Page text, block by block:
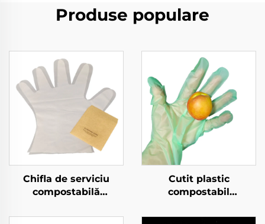
Produse populare
Chifla de serviciu
compostabilă
compostabilă din
Cutit plastic
compostabil
composta bil din